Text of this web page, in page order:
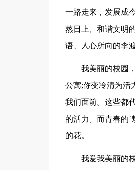
一路走来，发展成
蒸日上、和谐文明
语、人心所向的李
我美丽的校园
公寓;你变冷清为活
我们面前。这些都
的活力。而青春的`
的花。
我爱我美丽的